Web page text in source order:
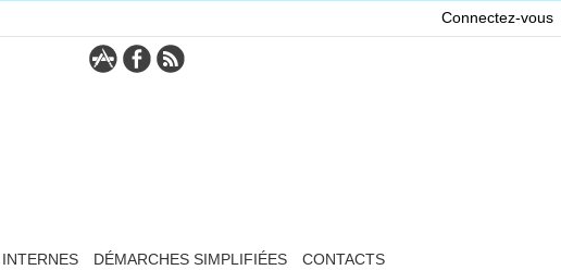
Connectez-vous
DÉMARCHES SIMPLIFIÉES CONTACTS